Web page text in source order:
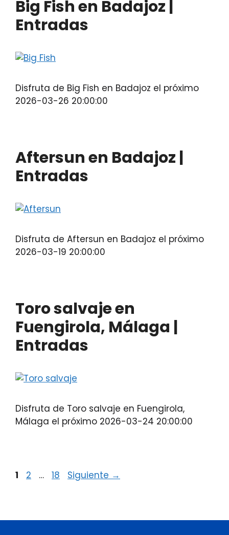
Big Fish en Badajoz |
Entradas
Disfruta de Big Fish en Badajoz el próximo
2026-03-26 20:00:00
Aftersun en Badajoz |
Entradas
Disfruta de Aftersun en Badajoz el próximo
2026-03-19 20:00:00
Toro salvaje en
Fuengirola, Málaga |
Entradas
Disfruta de Toro salvaje en Fuengirola,
Málaga el próximo 2026-03-24 20:00:00
1 2 … 18 Siguiente →